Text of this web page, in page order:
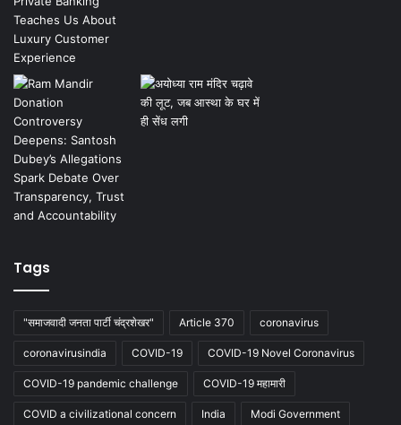
Tags
"समाजवादी जनता पार्टी चंद्रशेखर" Article 370 coronavirus
coronavirusindia COVID-19 COVID-19 Novel Coronavirus
COVID-19 pandemic challenge COVID-19 महामारी
COVID a civilizational concern India Modi Government